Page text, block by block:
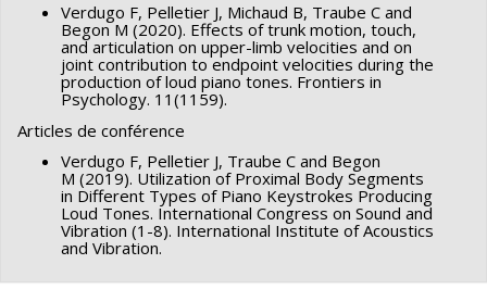
Verdugo F, Pelletier J, Michaud B, Traube C and
Begon M (2020). Effects of trunk motion, touch,
and articulation on upper-limb velocities and on
joint contribution to endpoint velocities during the
production of loud piano tones. Frontiers in
Psychology. 11(1159).
Articles de conférence
Verdugo F, Pelletier J, Traube C and Begon
M (2019). Utilization of Proximal Body Segments
in Different Types of Piano Keystrokes Producing
Loud Tones. International Congress on Sound and
Vibration (1-8). International Institute of Acoustics
and Vibration.